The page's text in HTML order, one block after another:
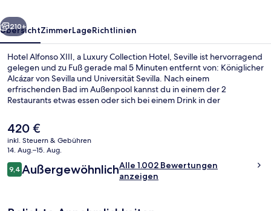
Hotel,
Seville
Weiter
210+
ÜbersichtZimmerLageRichtlinien
Hotel Alfonso XIII, a Luxury Collection Hotel, Seville ist hervorragend
gelegen und zu Fuß gerade mal 5 Minuten entfernt von: Königlicher
Alcázar von Sevilla und Universität Sevilla. Nach einem
erfrischenden Bad im Außenpool kannst du in einem der 2
Restaurants etwas essen oder sich bei einem Drink in der
im luxuriösen Stil eine Poolbar, einen rund um die Uhr geöffneten
Fitnessbereich und einen Fitnessbereich. Anderen Reisenden
gefallen das hilfsbereite Personal und die Lage sehr gut. Die
Unterkunft ist nur einen kurzen Fußmarsch von den öffentlichen
Verkehrsmitteln entfernt: Bis zur U-Bahn sind es wenige Schritte
(Straßenbahnhaltestelle Puerta Jerez) bzw. 4 Minuten
Der
aktuelle
Preis
420 €.
420 €
inkl. Steuern & Gebühren
14. Aug.–15. Aug.
Bewertungen
9,49,4 von 10.
AußergewöhnlichAlle 1.002 Bewertungen
anzeigen